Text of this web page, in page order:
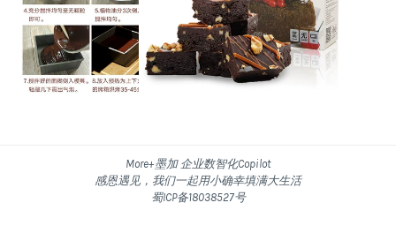
More+墨加 企业数智化Copilot
感恩遇见，我们一起用小确幸填满大生活
蜀ICP备18038527号